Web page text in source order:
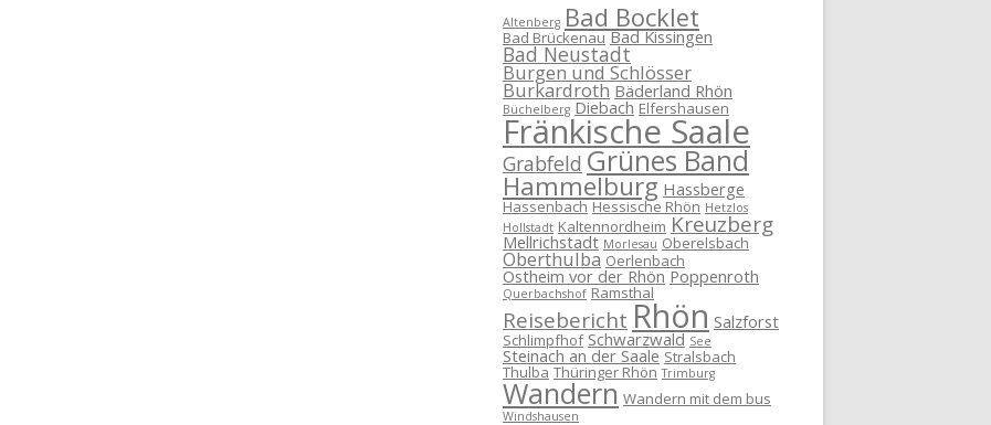
Altenberg Bad Bocklet
Bad Brückenau Bad Kissingen
Bad Neustadt
Burgen und Schlösser
Burkardroth Bäderland Rhön
Büchelberg Diebach Elfershausen
Fränkische Saale
Grabfeld Grünes Band
Hammelburg Hassberge
Hassenbach Hessische Rhön Hetzlos
Hollstadt Kaltennordheim Kreuzberg
Mellrichstadt Morlesau Oberelsbach
Oberthulba Oerlenbach
Ostheim vor der Rhön Poppenroth
Querbachshof Ramsthal
ReiseberichtRhön Salzforst
Schlimpfhof Schwarzwald See
Steinach an der Saale Stralsbach
Thulba Thüringer Rhön Trimburg
Wandern Wandern mit dem bus
Windshausen